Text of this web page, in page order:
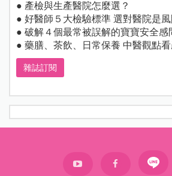
● 產檢與生產醫院怎麼選？
● 好醫師５大檢驗標準 選對醫院是
● 破解４個最常被誤解的寶寶安全感
● 藥膳、茶飲、日常保養 中醫觀點
雜誌訂閱